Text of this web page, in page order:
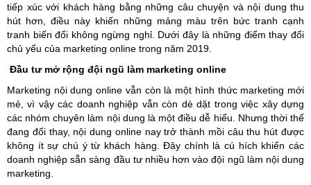
tiếp xúc với khách hàng bằng những câu chuyện và nội dung thu
hút hơn, điều này khiến những mảng màu trên bức tranh cạnh
tranh biến đổi không ngừng nghỉ. Dưới đây là những điểm thay đổi
chủ yếu của marketing online trong năm 2019.
Đầu tư mở rộng đội ngũ làm marketing online
Marketing nội dung online vẫn còn là một hình thức marketing mới
mẻ, vì vậy các doanh nghiệp vẫn còn dè dặt trong việc xây dựng
các nhóm chuyên làm nội dung là một điều dễ hiểu. Nhưng thời thế
đang đổi thay, nội dung online nay trở thành mồi câu thu hút được
không ít sự chú ý từ khách hàng. Đây chính là cú hích khiến các
doanh nghiệp sẵn sàng đầu tư nhiều hơn vào đội ngũ làm nội dung
marketing.